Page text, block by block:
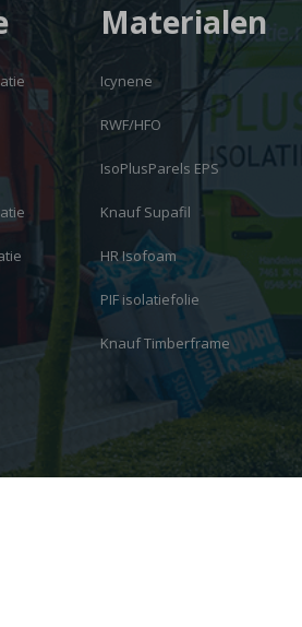
Materialen
Icynene
RWF/HFO
IsoPlusParels EPS
Knauf Supafil
HR Isofoam
PIF isolatiefolie
Knauf Timberframe